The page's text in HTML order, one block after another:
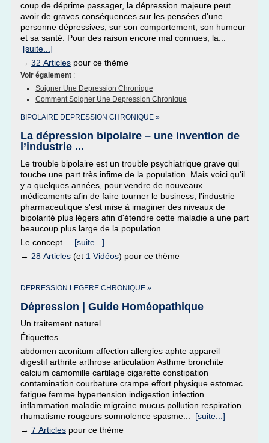
coup de déprime passager, la dépression majeure peut
avoir de graves conséquences sur les pensées d'une
personne dépressives, sur son comportement, son humeur
et sa santé. Pour des raison encore mal connues, la...
[suite...]
→ 32 Articles pour ce thème
Voir également :
Soigner Une Depression Chronique
Comment Soigner Une Depression Chronique
BIPOLAIRE DEPRESSION CHRONIQUE »
La dépression bipolaire – une invention de
l’industrie ...
Le trouble bipolaire est un trouble psychiatrique grave qui
touche une part très infime de la population. Mais voici qu'il
y a quelques années, pour vendre de nouveaux
médicaments afin de faire tourner le business, l'industrie
pharmaceutique s'est mise à imaginer des niveaux de
bipolarité plus légers afin d'étendre cette maladie a une part
beaucoup plus large de la population.
Le concept... [suite...]
→ 28 Articles (et 1 Vidéos) pour ce thème
DEPRESSION LEGERE CHRONIQUE »
Dépression | Guide Homéopathique
Un traitement naturel
Étiquettes
abdomen aconitum affection allergies aphte appareil
digestif arthrite arthrose articulation Asthme bronchite
calcium camomille cartilage cigarette constipation
contamination courbature crampe effort physique estomac
fatigue femme hypertension indigestion infection
inflammation maladie migraine mucus pollution respiration
rhumatisme rougeurs somnolence spasme... [suite...]
→ 7 Articles pour ce thème